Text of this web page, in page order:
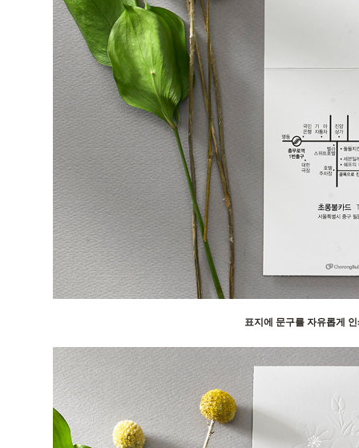
표지에 문구를 자유롭게